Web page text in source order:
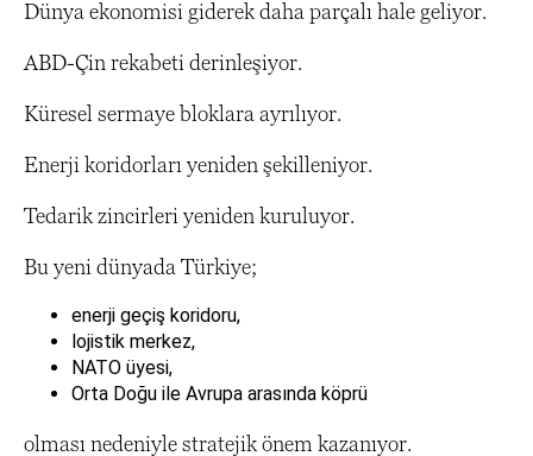
Dünya ekonomisi giderek daha parçalı hale geliyor.
ABD-Çin rekabeti derinleşiyor.
Küresel sermaye bloklara ayrılıyor.
Enerji koridorları yeniden şekilleniyor.
Tedarik zincirleri yeniden kuruluyor.
Bu yeni dünyada Türkiye;
enerji geçiş koridoru,
lojistik merkez,
NATO üyesi,
Orta Doğu ile Avrupa arasında köprü
olması nedeniyle stratejik önem kazanıyor.